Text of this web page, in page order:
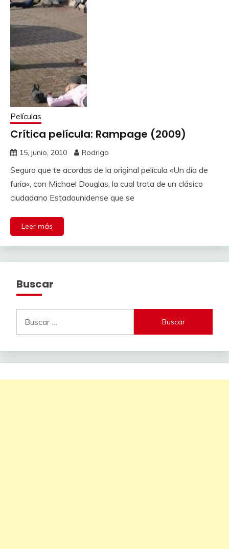
Películas
Crítica película: Rampage (2009)
15, junio, 2010 Rodrigo
Seguro que te acordas de la original película «Un día de
furia«, con Michael Douglas, la cual trata de un clásico
ciudadano Estadounidense que se
Leer más
Buscar